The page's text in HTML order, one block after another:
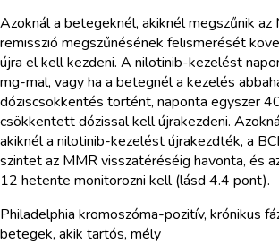
Azoknál a betegeknél, akiknél megszűnik az
remisszió megszűnésének felismerését
újra el kell kezdeni. A nilotinib-kezelést
mg-mal, vagy ha a betegnél a kezelés
dóziscsökkentés történt, naponta egyszer
csökkentett dózissal kell újrakezdeni.
akiknél a nilotinib-kezelést újrakezdték, a
szintet az MMR visszatéréséig havonta, és
12 hetente monitorozni kell (lásd 4.4 pont).
Philadelphia kromoszóma-pozitív, krónikus
betegek, akik tartós, mély